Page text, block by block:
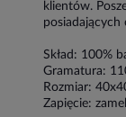
klientów.
posiadających
Skład: 100%
Gramatura:
Rozmiar:
Zapięcie: